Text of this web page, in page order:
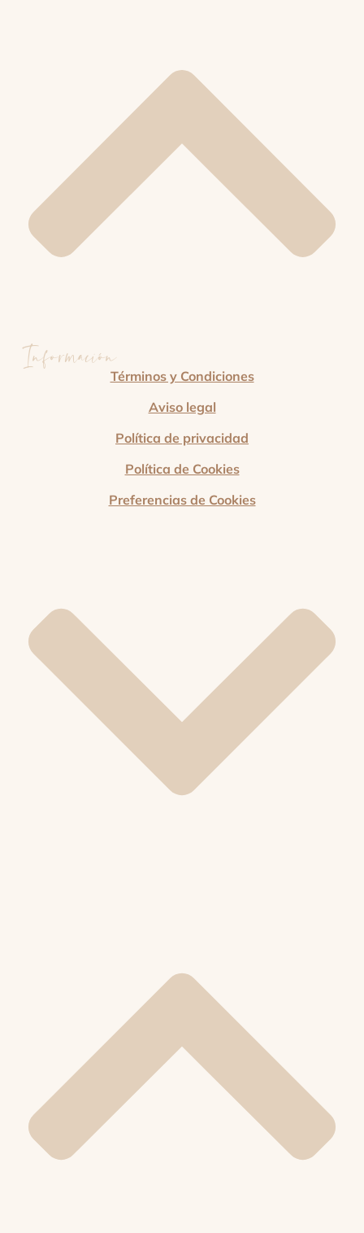
InformaciónTérminos y Condiciones
Aviso legal
Política de privacidad
Política de Cookies
Preferencias de Cookies